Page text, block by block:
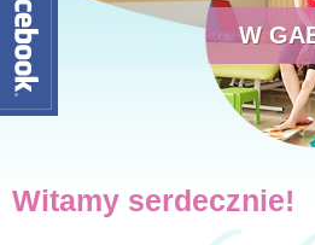
W
Witamy serdecznie!